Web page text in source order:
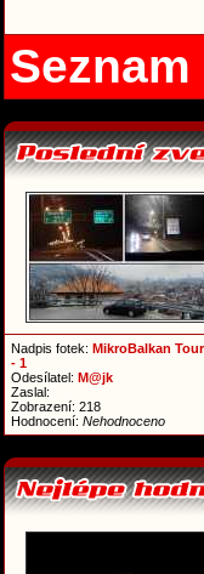
Nadpis fotek: MikroBalkan
- 1
Odesílatel: M@jk
Zaslal:
Zobrazení: 218
Hodnocení: Nehodnoceno